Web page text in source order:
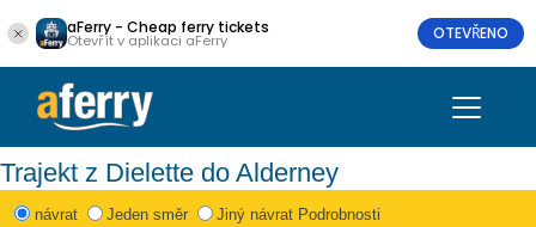
aFerry - Cheap ferry tickets
Otevřít v aplikaci aFerry OTEVŘENO
Trajekt z Dielette do Alderney
návrat Jeden směr Jiný návrat Podrobnosti